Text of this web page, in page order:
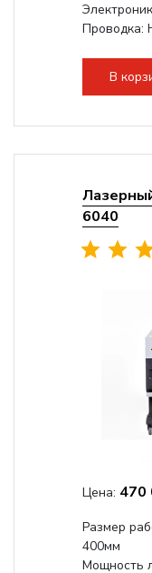
Проводка:
В
6040
Цена: 470
Размер
400мм
Мощность